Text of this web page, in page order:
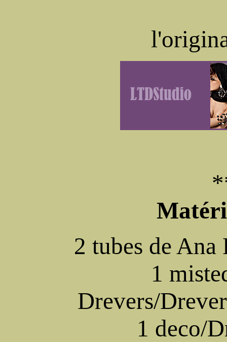
2 tubes de
1
Drevers/
1 deco/